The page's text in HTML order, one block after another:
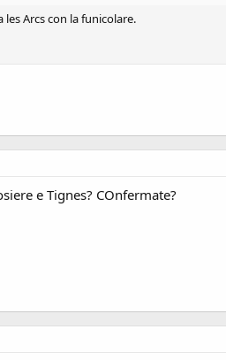
Arcs con la funicolare.
e Tignes? COnfermate?